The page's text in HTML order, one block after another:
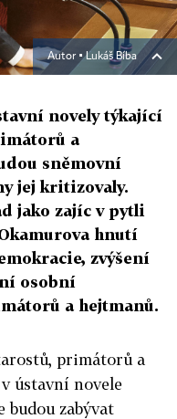
Autor ▪Lukáš Bíba
novely týkající
a
sněmovní
jej kritizovaly.
jako zajíc v pytli
hnutí
zvýšení
osobní
a hejtmanů.
primátorů a
ústavní novele
budou zabývat